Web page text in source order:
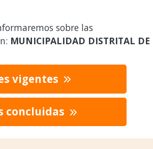
sobre las
MUNICIPALIDAD DISTRITAL DE
vigentes
concluidas